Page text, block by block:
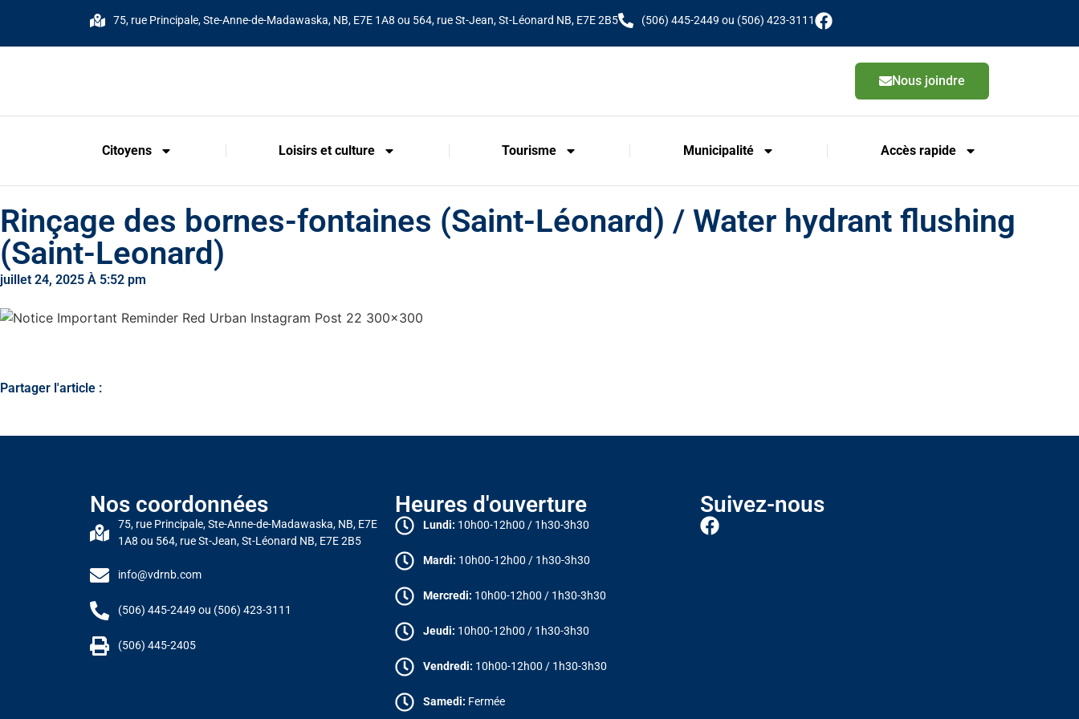
75, rue Principale, Ste-Anne-de-Madawaska, NB, E7E 1A8 ou 564, rue St-Jean, St-Léonard NB, E7E 2B5 (506) 445-2449 ou (506) 423-3111
Nous joindre
Citoyens Loisirs et culture Tourisme Municipalité Accès rapide
Rinçage des bornes-fontaines (Saint-Léonard) / Water hydrant flushing
(Saint-Leonard)
juillet 24, 2025 À 5:52 pm
Partager l'article :
Nos coordonnées
75, rue Principale, Ste-Anne-de-Madawaska, NB, E7E
1A8 ou 564, rue St-Jean, St-Léonard NB, E7E 2B5
info@vdrnb.com
(506) 445-2449 ou (506) 423-3111
(506) 445-2405
Heures d'ouverture
Lundi: 10h00-12h00 / 1h30-3h30
Mardi: 10h00-12h00 / 1h30-3h30
Mercredi: 10h00-12h00 / 1h30-3h30
Jeudi: 10h00-12h00 / 1h30-3h30
Vendredi: 10h00-12h00 / 1h30-3h30
Samedi: Fermée
Suivez-nous